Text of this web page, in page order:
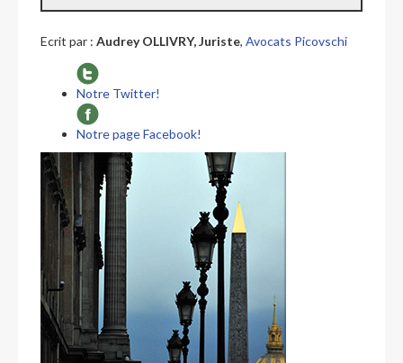
Ecrit par : Audrey OLLIVRY, Juriste, Avocats Picovschi
Notre Twitter!
Notre page Facebook!